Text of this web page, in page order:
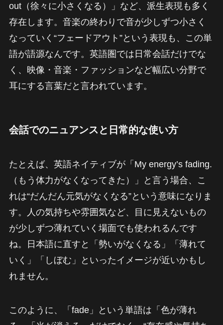
out（徐々に小さくなる）」など、派生表現も多く
存在します。音楽の終わりで音が少しずつ小さく
なっていく“フェードアウト”という表現も、この単
語が語源なんです。英語圏では日常会話だけでな
く、映像・音楽・ファッションなど幅広い分野で
耳にする言葉だと言われています。
会話でのニュアンスと日常的な使い方
たとえば、英語ネイティブが「My energy’s fading.
（もう体力がなくなってきた）」と言う場合、こ
れは“だんだん元気がなくなる”という意味になりま
す。人の気持ちや雰囲気など、目に見えないもの
が少しずつ薄れていく場面でも使われるんです
ね。日本語に直すと「勢いがなくなる」「薄れて
いく」「しぼむ」といったイメージが近いかもし
れません。
このように、「fade」という単語は「色が薄れ